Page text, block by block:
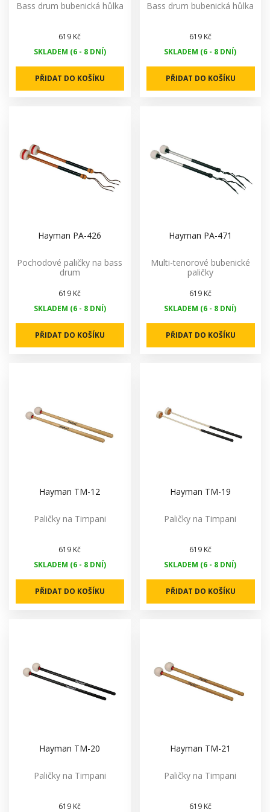
Bass drum bubenická hůlka
619 Kč
SKLADEM (6 - 8 DNÍ)
PŘIDAT DO KOŠÍKU
Bass drum bubenická hůlka
619 Kč
SKLADEM (6 - 8 DNÍ)
PŘIDAT DO KOŠÍKU
Hayman PA-426
Pochodové paličky na bass
drum
619 Kč
SKLADEM (6 - 8 DNÍ)
PŘIDAT DO KOŠÍKU
Hayman PA-471
Multi-tenorové bubenické
paličky
619 Kč
SKLADEM (6 - 8 DNÍ)
PŘIDAT DO KOŠÍKU
Hayman TM-12
Paličky na Timpani
619 Kč
SKLADEM (6 - 8 DNÍ)
PŘIDAT DO KOŠÍKU
Hayman TM-19
Paličky na Timpani
619 Kč
SKLADEM (6 - 8 DNÍ)
PŘIDAT DO KOŠÍKU
Hayman TM-20
Paličky na Timpani
619 Kč
Hayman TM-21
Paličky na Timpani
619 Kč